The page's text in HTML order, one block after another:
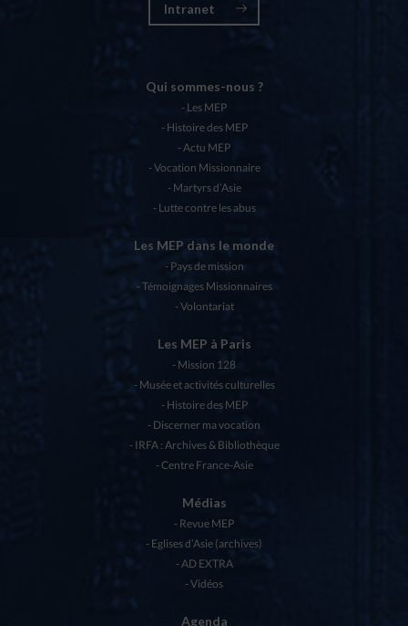
Intranet
Qui sommes-nous ?
Les MEP
Histoire des MEP
Actu MEP
Vocation Missionnaire
Martyrs d’Asie
Lutte contre les abus
Les MEP dans le monde
Pays de mission
Témoignages Missionnaires
Volontariat
Les MEP à Paris
Mission 128
Musée et activités culturelles
Histoire des MEP
Discerner ma vocation
IRFA : Archives & Bibliothèque
Centre France-Asie
Médias
Revue MEP
Eglises d’Asie (archives)
AD EXTRA
Vidéos
Agenda